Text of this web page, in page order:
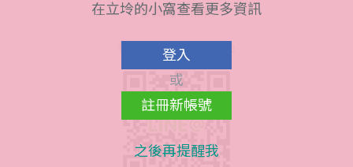
會員隱私條款
Line@ QR Code
在立坽的小窩查看更多資訊
登入
或
註冊新帳號
之後再提醒我